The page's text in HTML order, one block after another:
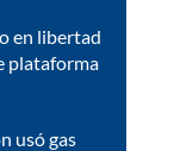
en libertad
plataforma
usó gas